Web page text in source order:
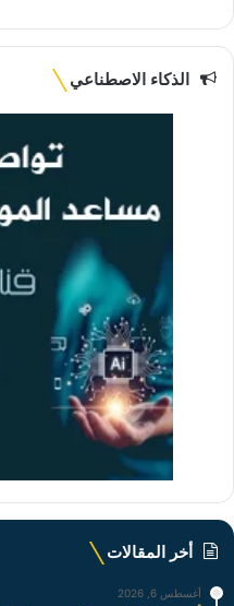
الذكاء الاصطناعي
أخر المقالات
أغسطس 6, 2026